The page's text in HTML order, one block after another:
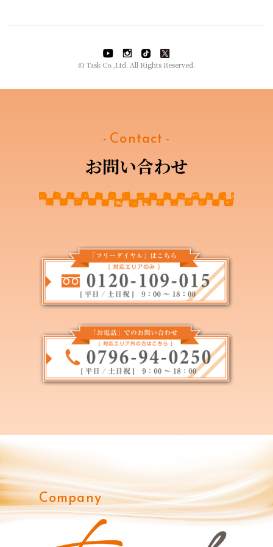
© Task Co.,Ltd. All Rights Reserved.
- Contact -
お問い合わせ
Company